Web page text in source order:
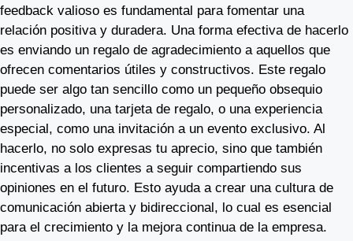
feedback valioso es fundamental para fomentar una
relación positiva y duradera. Una forma efectiva de hacerlo
es enviando un regalo de agradecimiento a aquellos que
ofrecen comentarios útiles y constructivos. Este regalo
puede ser algo tan sencillo como un pequeño obsequio
personalizado, una tarjeta de regalo, o una experiencia
especial, como una invitación a un evento exclusivo. Al
hacerlo, no solo expresas tu aprecio, sino que también
incentivas a los clientes a seguir compartiendo sus
opiniones en el futuro. Esto ayuda a crear una cultura de
comunicación abierta y bidireccional, lo cual es esencial
para el crecimiento y la mejora continua de la empresa.